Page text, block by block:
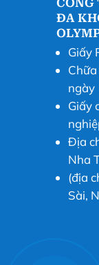
ĐA
Giấy
ngày
Giấy
Địa
Nha
(địa
Sài,